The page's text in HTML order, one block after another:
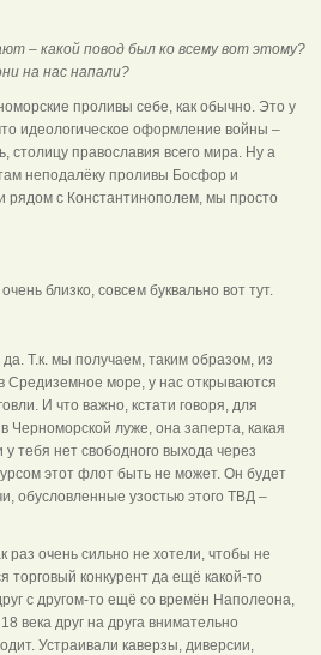
– какой повод был ко всему вот этому?
на нас напали?
проливы себе, как обычно. Это у
идеологическое оформление войны –
столицу православия всего мира. Ну а
неподалёку проливы Босфор и
рядом с Константинополем, мы просто
близко, совсем буквально вот тут.
да. Т.к. мы получаем, таким образом, из
Средиземное море, у нас открываются
И что важно, кстати говоря, для
Черноморской луже, она заперта, какая
тебя нет свободного выхода через
этот флот быть не может. Он будет
обусловленные узостью этого ТВД –
раз очень сильно не хотели, чтобы не
конкурент да ещё какой-то
с другом-то ещё со времён Наполеона,
века друг на друга внимательно
Устраивали каверзы, диверсии,